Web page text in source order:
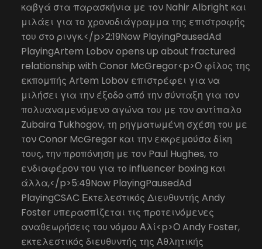
καβγά στα παρασκήνια με τον Nahir Albright και
μιλάει για το χρονοδιάγραμμα της επιστροφής
του στο ρινγκ.</p>2:19Now PlayingPausedAd
PlayingArtem Lobov opens up about fractured
relationship with Conor McGregor<p>Ο φίλος της
εκπομπής Artem Lobov επιστρέφει για να
μιλήσει για την έξοδο από την σύνταξη για τον
πολυαναμενόμενο αγώνα του με τον αντίπαλο
Zubaira Tukhogov, τη ρηγματωμένη σχέση του με
τον Conor McGregor και την εκκρεμούσα δίκη
τους, την προπόνηση με τον Paul Hughes, το
ενδιαφέρον του για το influencer boxing και
άλλα,</p>5:49Now PlayingPausedAd
PlayingCSAC Εκτελεστικός Διευθυντής Andy
Foster υπερασπίζεται τις προτεινόμενες
αναθεωρήσεις του νόμου Αλί<p>Ο Andy Foster,
εκτελεστικός διευθυντής της Αθλητικής